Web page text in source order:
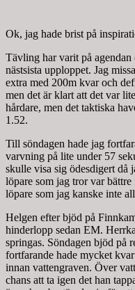
Ok, jag hade brist på
Tävling har varit på
nästsista upploppet. Jag
extra med 200m kvar och
men det är klart att det var
hårdare, men det taktiska
1.52.
Till söndagen hade jag
varvning på lite under 57
skulle visa sig ödesdigert då
löpare som jag tror var
löpare som jag kanske inte
Helgen efter bjöd på
hinderlopp sedan EM.
springas. Söndagen bjöd på
fortfarande hade mycket
innan vattengraven. Över
chans att ta igen det han